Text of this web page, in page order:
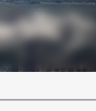
SOCIEDADE
FUNERAL DA MÉDICA
VISEENSE RITA REBELO
REALIZA-SE NA SEXTA-
FEIRA